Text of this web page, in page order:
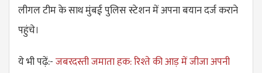
लीगल टीम के साथ मुंबई पुलिस स्टेशन में अपना बयान दर्ज कराने
पहुंचे।
ये भी पढ़ें:-जबरदस्ती जमाता हक: रिश्ते की आड़ में जीजा अपनी